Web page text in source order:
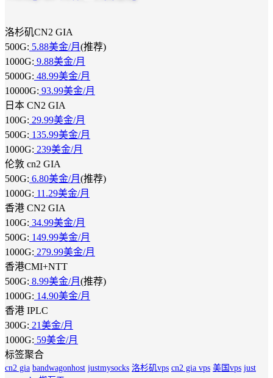
洛杉矶CN2 GIA
500G: 5.88美金/月 (推荐)
1000G: 9.88美金/月
5000G: 48.99美金/月
10000G: 93.99美金/月
日本 CN2 GIA
100G: 29.99美金/月
500G: 135.99美金/月
1000G: 239美金/月
伦敦 cn2 GIA
500G: 6.80美金/月 (推荐)
1000G: 11.29美金/月
香港 CN2 GIA
100G: 34.99美金/月
500G: 149.99美金/月
1000G: 279.99美金/月
香港CMI+NTT
500G: 8.99美金/月 (推荐)
1000G: 14.90美金/月
香港 IPLC
300G: 21美金/月
1000G: 59美金/月
标签聚合
cn2 gia bandwagonhost justmysocks 洛杉矶vps cn2 gia vps 美国vps just